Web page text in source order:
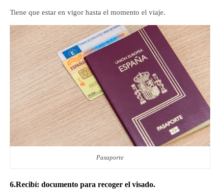
Tiene que estar en vigor hasta el momento el viaje.
Pasaporte
6.Recibí: documento para recoger el visado.